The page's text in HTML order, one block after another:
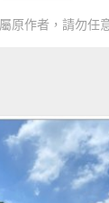
原作者，請勿任